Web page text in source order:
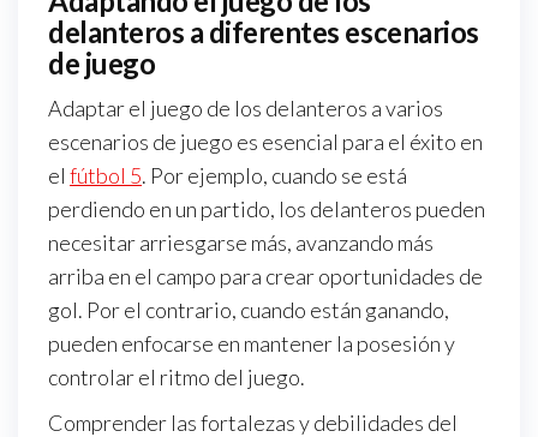
delanteros a diferentes escenarios
de juego
Adaptar el juego de los delanteros a varios
escenarios de juego es esencial para el éxito en
el fútbol 5. Por ejemplo, cuando se está
perdiendo en un partido, los delanteros pueden
necesitar arriesgarse más, avanzando más
arriba en el campo para crear oportunidades de
gol. Por el contrario, cuando están ganando,
pueden enfocarse en mantener la posesión y
controlar el ritmo del juego.
Comprender las fortalezas y debilidades del